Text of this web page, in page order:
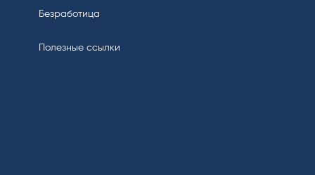
Безработица
Полезные ссылки